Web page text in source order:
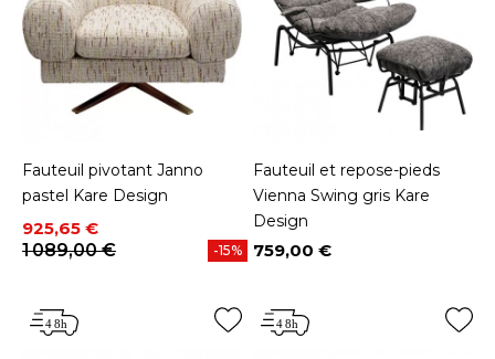
Fauteuil pivotant Janno
pastel Kare Design
Prix
925,65 €
Prix de base
1 089,00 €
-15%
Fauteuil et repose-pieds
Vienna Swing gris Kare
Design
Prix
759,00 €